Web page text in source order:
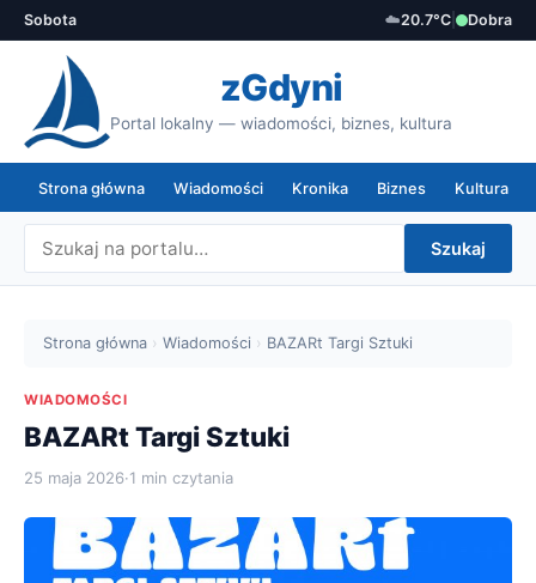
Sobota ☁️20.7°C Dobra
zGdyni
Portal lokalny — wiadomości, biznes, kultura
Strona główna Wiadomości Kronika Biznes Kultura
Szukaj
Strona główna › Wiadomości › BAZARt Targi Sztuki
WIADOMOŚCI
BAZARt Targi Sztuki
25 maja 2026·1 min czytania